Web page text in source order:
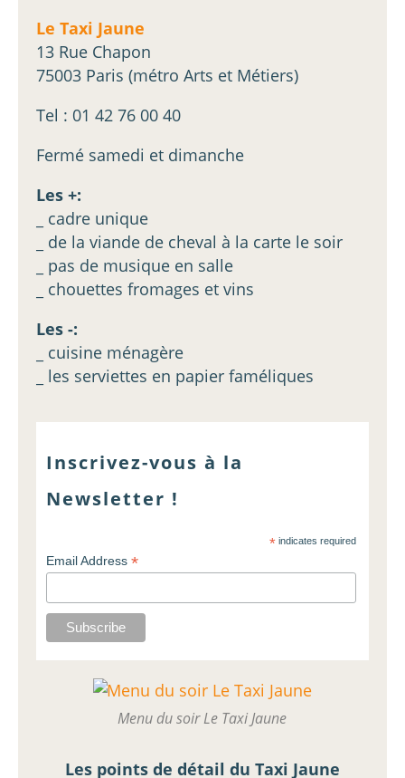
Le Taxi Jaune
13 Rue Chapon
75003 Paris (métro Arts et Métiers)
Tel : 01 42 76 00 40
Fermé samedi et dimanche
Les +:
_ cadre unique
_ de la viande de cheval à la carte le soir
_ pas de musique en salle
_ chouettes fromages et vins
Les -:
_ cuisine ménagère
_ les serviettes en papier faméliques
Inscrivez-vous à la
Newsletter !
*indicates required
Email Address*
Menu du soir Le Taxi Jaune
Les points de détail du Taxi Jaune